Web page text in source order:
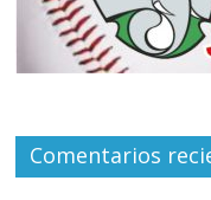
Comentarios